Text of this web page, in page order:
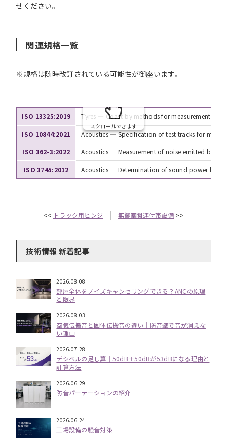
せください。
関連規格一覧
※規格は随時改訂されている可能性が御座います。
ISO 13325:2019 Tyres — Coast-by methods for measurement of
ISO 10844:2021 Acoustics — Specification of test tracks for
ISO 362-3:2022 Acoustics — Measurement of noise emitted by
ISO 3745:2012 Acoustics — Determination of sound power
スクロールできます
<< トラック用ヒンジ 無響室関連付帯設備 >>
技術情報 新着記事
2026.08.08
部屋全体をノイズキャンセリングできる？ANCの原理
と限界
2026.08.03
空気伝搬音と固体伝搬音の違い｜防音壁で音が消えな
い理由
2026.07.28
デシベルの足し算｜50dB＋50dBが53dBになる理由と
計算方法
2026.06.29
防音パーテーションの紹介
2026.06.24
工場設備の騒音対策